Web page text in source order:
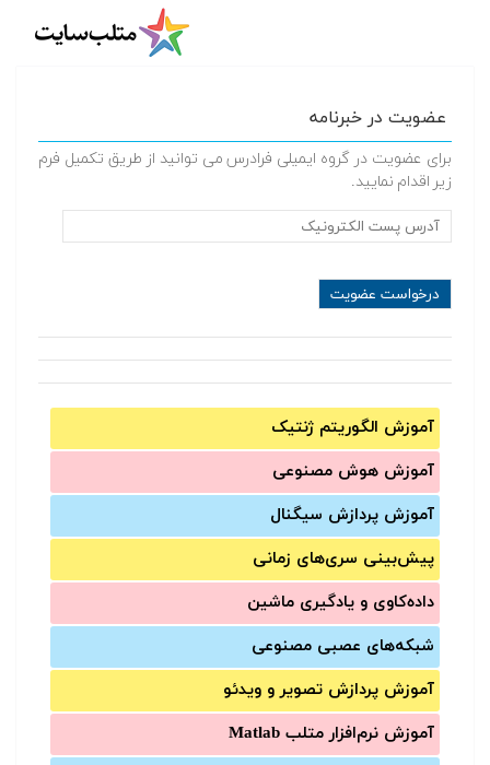
عضویت در خبرنامه
برای عضویت در گروه ایمیلی فرادرس می توانید از طریق تکمیل فرم
زیر اقدام نمایید.
آموزش الگوریتم ژنتیک
آموزش‌ هوش مصنوعی
آموزش‌ پردازش سیگنال
پیش‌‌بینی سری‌‌های زمانی
داده‌کاوی و یادگیری ماشین
شبکه‌های عصبی مصنوعی
آموزش‌ پردازش تصویر و ویدئو
آموزش‌ نرم‌افزار متلب Matlab